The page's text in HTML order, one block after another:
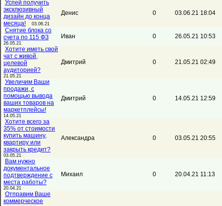
Успей получить
эксклюзивный
дизайн до конца
месяца!
03.06.21
Денис 0 03.06.21 18:04
Снятие блока со
счета по 115 ФЗ
26.05.21
Иван 0
26.05.21 10:53
Хотите иметь свой
чат с живой,
целевой
аудиторией?
21.05.21
Дмитрий 0 21.05.21 02:49
Увеличим Ваши
продажи, с
помощью вывода
ваших товаров на
маркетплейсы!
14.05.21
Дмитрий 0 14.05.21 12:59
Хотите всего за
35% от стоимости
купить машину,
квартиру или
закрыть кредит?
03.05.21
Александра 0 03.05.21 20:55
Вам нужно
документальное
подтверждение с
места работы?
20.04.21
Михаил 0 20.04.21 11:13
Отправим Ваше
коммерческое